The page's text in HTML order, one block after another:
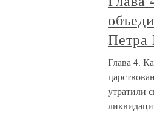
Петра
Глава 4.
утратили